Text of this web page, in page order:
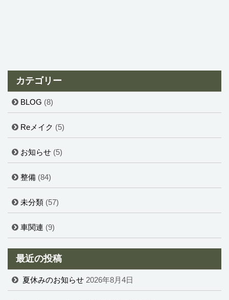
カテゴリー
BLOG (8)
Reメイク (5)
お知らせ (5)
整備 (84)
未分類 (57)
車関連 (9)
最近の投稿
夏休みのお知らせ 2026年8月4日